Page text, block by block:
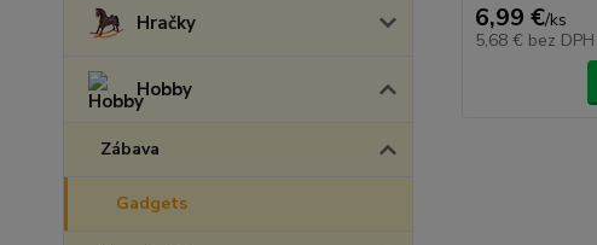
Hračky
Hobby
Zábava
Gadgets
6,99 €/ks
5,68 € bez DPH